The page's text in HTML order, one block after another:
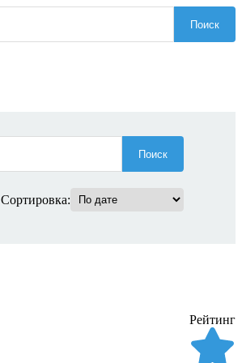
Поиск
Поиск
Сортировка:
Рейтинг